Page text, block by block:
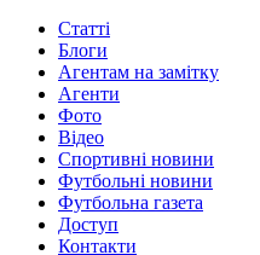
Статті
Блоги
Агентам на замітку
Агенти
Фото
Відео
Спортивні новини
Футбольні новини
Футбольна газета
Доступ
Контакти